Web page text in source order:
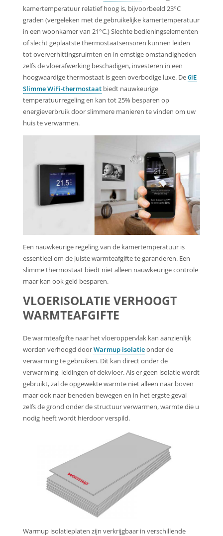
kamertemperatuur relatief hoog is, bijvoorbeeld 23°C
graden (vergeleken met de gebruikelijke kamertemperatuur
in een woonkamer van 21°C.) Slechte bedieningselementen
of slecht geplaatste thermostaatsensoren kunnen leiden
tot oververhittingsruimten en in ernstige omstandigheden
zelfs de vloerafwerking beschadigen, investeren in een
hoogwaardige thermostaat is geen overbodige luxe. De6iE
Slimme WiFi-thermostaat biedt nauwkeurige
temperatuurregeling en kan tot 25% besparen op
energieverbruik door slimmere manieren te vinden om uw
huis te verwarmen.
Een nauwkeurige regeling van de kamertemperatuur is
essentieel om de juiste warmteafgifte te garanderen. Een
slimme thermostaat biedt niet alleen nauwkeurige controle
maar kan ook geld besparen.
VLOERISOLATIE VERHOOGT
WARMTEAFGIFTE
De warmteafgifte naar het vloeroppervlak kan aanzienlijk
worden verhoogd doorWarmup isolatieonder de
verwarming te gebruiken. Dit kan direct onder de
verwarming, leidingen of dekvloer. Als er geen isolatie wordt
gebruikt, zal de opgewekte warmte niet alleen naar boven
maar ook naar beneden bewegen en in het ergste geval
zelfs de grond onder de structuur verwarmen, warmte die u
nodig heeft wordt hierdoor verspild.
Warmup isolatieplaten zijn verkrijgbaar in verschillende